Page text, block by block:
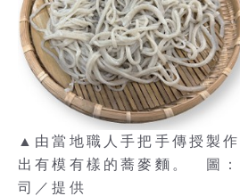
▲由當地職人手把手傳授製
出有模有樣的蕎麥麵。 圖：
司／提供